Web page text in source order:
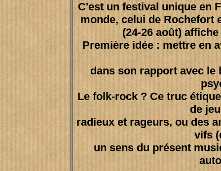
C'est un festival unique en
monde, celui de Rochefort
(24-26 août)
Première idée : mettre en
dans son rapport avec le
Le folk-rock ? Ce truc
de
radieux et rageurs, ou des
vifs
un sens du présent